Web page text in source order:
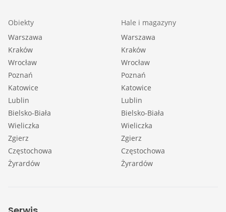
Obiekty
Warszawa
Kraków
Wrocław
Poznań
Katowice
Lublin
Bielsko-Biała
Wieliczka
Zgierz
Częstochowa
Żyrardów
Hale i magazyny
Warszawa
Kraków
Wrocław
Poznań
Katowice
Lublin
Bielsko-Biała
Wieliczka
Zgierz
Częstochowa
Żyrardów